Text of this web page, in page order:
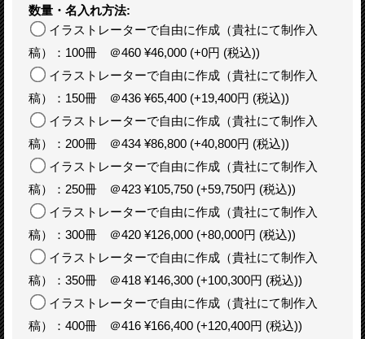
数量・名入れ方法:
イラストレーターで自由に作成（貴社にて制作入
稿）：100冊 ＠460 ¥46,000 (+0円 (税込))
イラストレーターで自由に作成（貴社にて制作入
稿）：150冊 ＠436 ¥65,400 (+19,400円 (税込))
イラストレーターで自由に作成（貴社にて制作入
稿）：200冊 ＠434 ¥86,800 (+40,800円 (税込))
イラストレーターで自由に作成（貴社にて制作入
稿）：250冊 ＠423 ¥105,750 (+59,750円 (税込))
イラストレーターで自由に作成（貴社にて制作入
稿）：300冊 ＠420 ¥126,000 (+80,000円 (税込))
イラストレーターで自由に作成（貴社にて制作入
稿）：350冊 ＠418 ¥146,300 (+100,300円 (税込))
イラストレーターで自由に作成（貴社にて制作入
稿）：400冊 ＠416 ¥166,400 (+120,400円 (税込))